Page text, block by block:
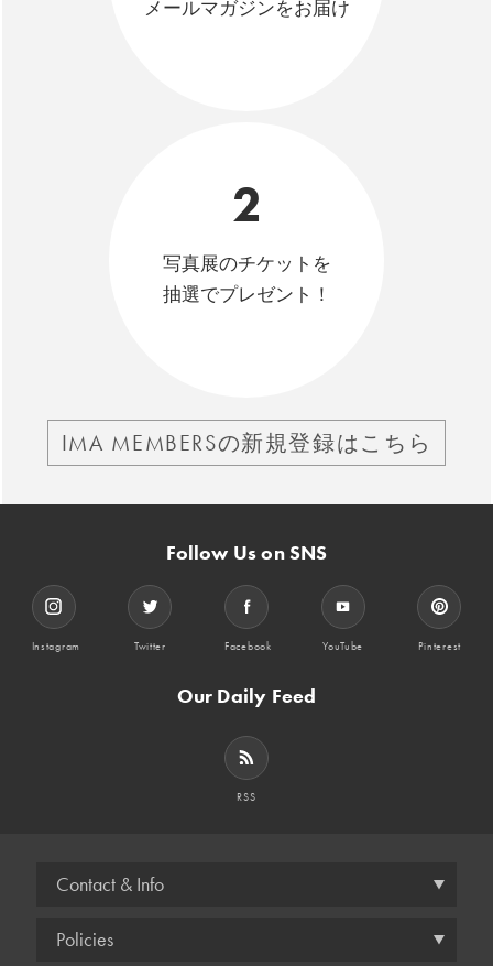
メールマガジンをお届け
2
写真展のチケットを
抽選でプレゼント！
IMA MEMBERSの新規登録はこちら
Follow Us on SNS
Instagram Twitter Facebook YouTube Pinterest
Our Daily Feed
RSS
Contact & Info
Policies